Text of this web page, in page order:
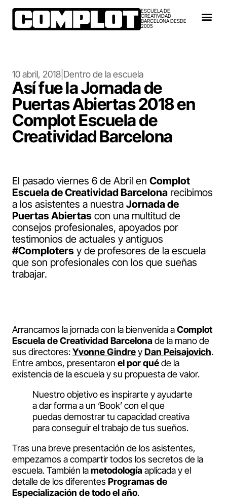
ESCUELA DE
CREATIVIDAD
BARCELONA DESDE
2005
10 abril, 2018 Dentro de la escuela
Así fue la Jornada de
Puertas Abiertas 2018 en
Complot Escuela de
Creatividad Barcelona
El pasado viernes 6 de Abril en Complot
Escuela de Creatividad Barcelona recibimos
a los asistentes a nuestra Jornada de
Puertas Abiertas con una multitud de
consejos profesionales, apoyados por
testimonios de actuales y antiguos
#Comploters y de profesores de la escuela
que son profesionales con los que sueñas
trabajar.
Arrancamos la jornada con la bienvenida aComplot
Escuela de Creatividad Barcelonade la mano de
sus directores:Yvonne GindreyDan Peisajovich.
Entre ambos, presentaron el por quéde la
existencia de la escuela y su propuesta de valor.
Nuestro objetivo es inspirarte y ayudarte
a dar forma a un ‘Book’ con el que
puedas demostrar tu capacidad creativa
para conseguir el trabajo de tus sueños.
Tras una breve presentación de los asistentes,
empezamos a compartir todos los secretos de la
escuela. También lametodologíaaplicada y el
detalle de los diferentes Programas de
Especialización de todo el año.